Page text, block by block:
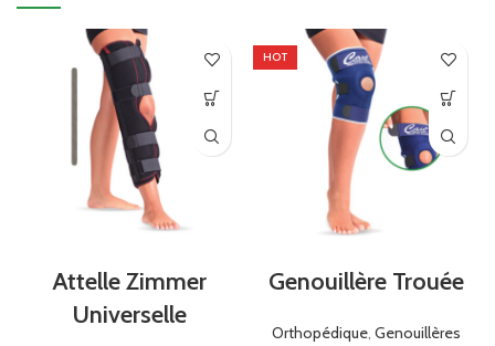
Attelle Zimmer
Universelle
HOT
Genouillère Trouée
Orthopédique, Genouillères